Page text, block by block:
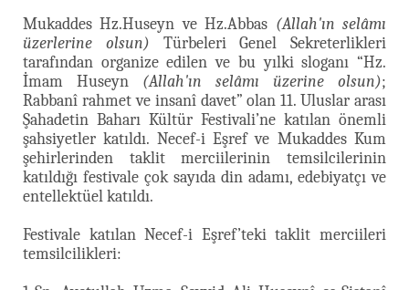
Mukaddes Hz.Huseyn ve Hz.Abbas (Allah'ın selâmı
üzerlerine olsun) Türbeleri Genel Sekreterlikleri
tarafından organize edilen ve bu yılki sloganı “Hz.
İmam Huseyn (Allah'ın selâmı üzerine olsun);
Rabbanî rahmet ve insanî davet” olan 11. Uluslar arası
Şahadetin Baharı Kültür Festivali’ne katılan önemli
şahsiyetler katıldı. Necef-i Eşref ve Mukaddes Kum
şehirlerinden taklit merciilerinin temsilcilerinin
katıldığı festivale çok sayıda din adamı, edebiyatçı ve
entellektüel katıldı.
Festivale katılan Necef-i Eşref’teki taklit merciileri
temsilcilikleri: